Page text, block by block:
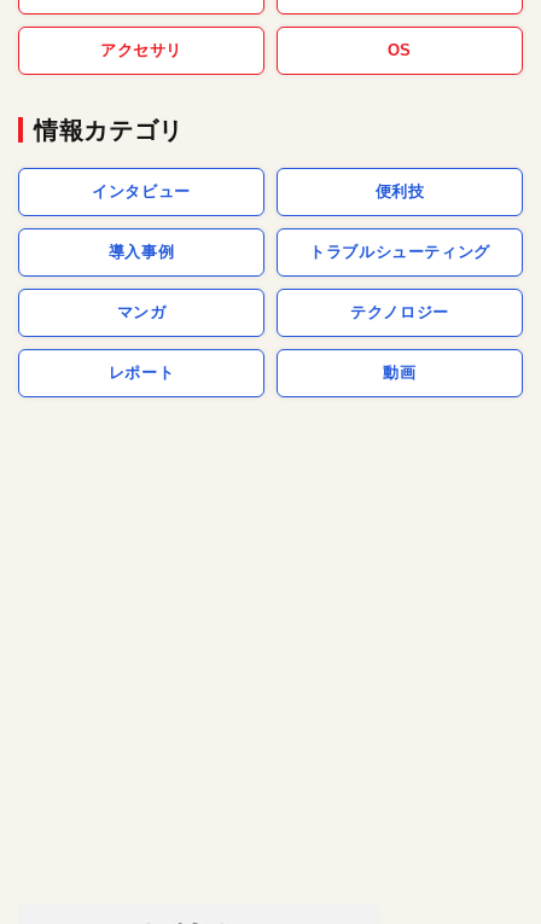
アクセサリ OS
情報カテゴリ
インタビュー 便利技
導入事例 トラブルシューティング
マンガ テクノロジー
レポート 動画